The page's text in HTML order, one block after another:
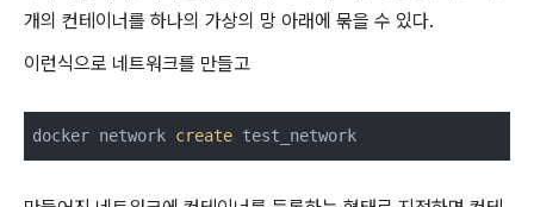
개의 컨테이너를 하나의 가상의 망 아래에 묶을 수 있다.
이런식으로 네트워크를 만들고
docker network create test_network